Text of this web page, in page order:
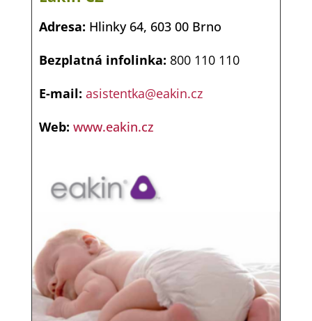
Eakin CZ
Adresa: Hlinky 64, 603 00 Brno
Bezplatná infolinka: 800 110 110
E-mail: asistentka@eakin.cz
Web: www.eakin.cz